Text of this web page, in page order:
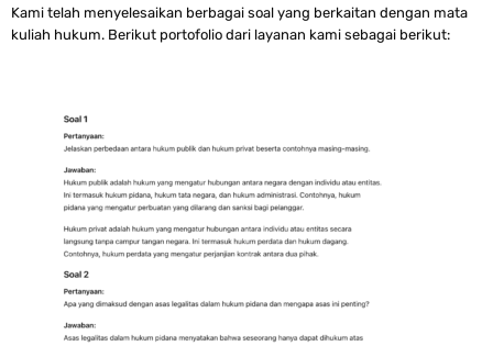
Kami telah menyelesaikan berbagai soal yang berkaitan dengan mata
kuliah hukum. Berikut portofolio dari layanan kami sebagai berikut: